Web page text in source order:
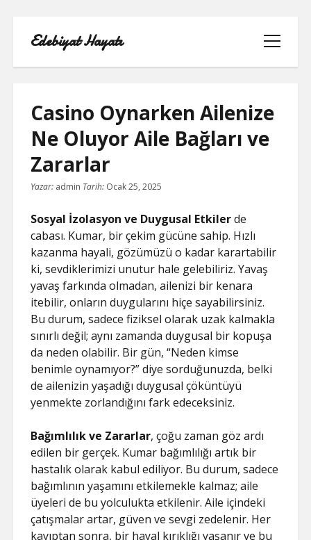
Edebiyat Hayatı
menüyü
aç
INSTAGRAM BEĞENI KASMA HILESI
LISTE
SAYFA LISTESI
SHORTS ABONE KASMA HILESI
PARASIZ
TWITTER GIZLI İÇERIK GÖRME
Casino Oynarken Ailenize
Ne Oluyor Aile Bağları ve
Zararlar
Yazar: admin Tarih: Ocak 25, 2025
Sosyal İzolasyon ve Duygusal Etkilerde
cabası. Kumar, bir çekim gücüne sahip. Hızlı
kazanma hayali, gözümüzü o kadar karartabilir
ki, sevdiklerimizi unutur hale gelebiliriz. Yavaş
yavaş farkında olmadan, ailenizi bir kenara
itebilir, onların duygularını hiçe sayabilirsiniz.
Bu durum, sadece fiziksel olarak uzak kalmakla
sınırlı değil; aynı zamanda duygusal bir kopuşa
da neden olabilir. Bir gün, “Neden kimse
benimle oynamıyor?” diye sorduğunuzda, belki
de ailenizin yaşadığı duygusal çöküntüyü
yenmekte zorlandığını fark edeceksiniz.
Bağımlılık ve Zararlar, çoğu zaman göz ardı
edilen bir gerçek. Kumar bağımlılığı artık bir
hastalık olarak kabul ediliyor. Bu durum, sadece
bağımlının yaşamını etkilemekle kalmaz; aile
üyeleri de bu yolculukta etkilenir. Aile içindeki
çatışmalar artar, güven ve sevgi zedelenir. Her
kayıptan sonra, bir hayal kırıklığı yaşanır ve bu